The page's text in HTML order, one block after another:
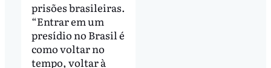
prisões brasileiras.
“Entrar em um
presídio no Brasil é
como voltar no
tempo, voltar à